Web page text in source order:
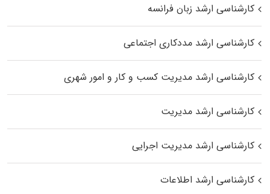
کارشناسی ارشد زبان فرانسه
کارشناسی ارشد مددکاری اجتماعی
کارشناسی ارشد مدیریت کسب و کار و امور شهری
کارشناسی ارشد مدیریت
کارشناسی ارشد مدیریت اجرایی
کارشناسی ارشد اطلاعات